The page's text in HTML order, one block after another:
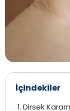
İçindekiler
Dirsek